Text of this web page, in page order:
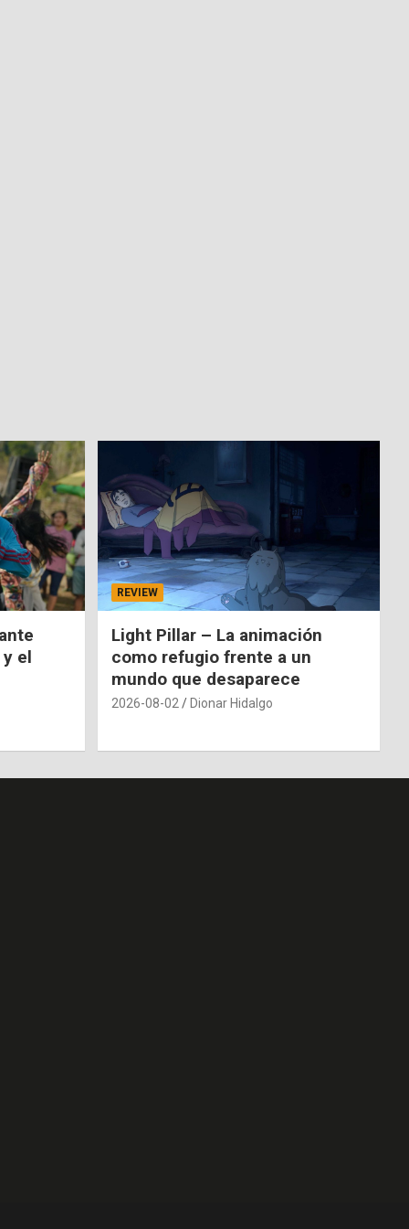
el
REVIEW
Light Pillar – La animación
como refugio frente a un
mundo que desaparece
2026-08-02 Dionar Hidalgo